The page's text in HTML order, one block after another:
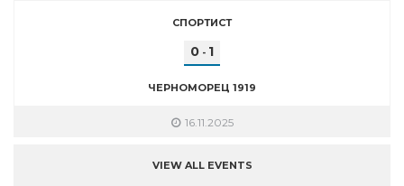
СПОРТИСТ
0 - 1
ЧЕРНОМОРЕЦ 1919
16.11.2025
VIEW ALL EVENTS